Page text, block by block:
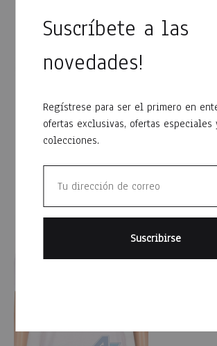
Campera micropolar niño
WISHLIST
Suscríbete a las
novedades!
Regístrese para ser el primero en
ofertas exclusivas, ofertas especiales
colecciones.